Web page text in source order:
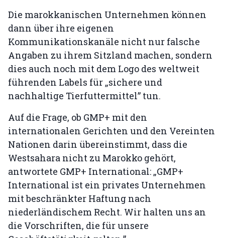
Die marokkanischen Unternehmen können
dann über ihre eigenen
Kommunikationskanäle nicht nur falsche
Angaben zu ihrem Sitzland machen, sondern
dies auch noch mit dem Logo des weltweit
führenden Labels für „sichere und
nachhaltige Tierfuttermittel” tun.
Auf die Frage, ob GMP+ mit den
internationalen Gerichten und den Vereinten
Nationen darin übereinstimmt, dass die
Westsahara nicht zu Marokko gehört,
antwortete GMP+ International: „GMP+
International ist ein privates Unternehmen
mit beschränkter Haftung nach
niederländischem Recht. Wir halten uns an
die Vorschriften, die für unsere